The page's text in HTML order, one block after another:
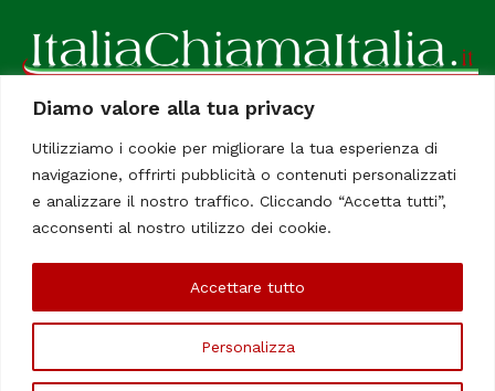
Diamo valore alla tua privacy
Utilizziamo i cookie per migliorare la tua esperienza di
navigazione, offrirti pubblicità o contenuti personalizzati
e analizzare il nostro traffico. Cliccando “Accetta tutti”,
acconsenti al nostro utilizzo dei cookie.
Personalizza
Accettare tutto
ItaliaChiamaItalia, il TUO quotidiano online preferito.
Dedicato in particolare a tutti gli italiani residenti all'estero.
Tutti i diritti sono riservati. Quotidiano online indipendente
Le Firme
©Copyright 2006/2020 - ItaliaChiamaItalia